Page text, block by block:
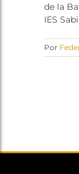
de la
IES
Por